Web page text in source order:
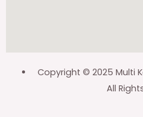
Copyright © 2025 Multi
All